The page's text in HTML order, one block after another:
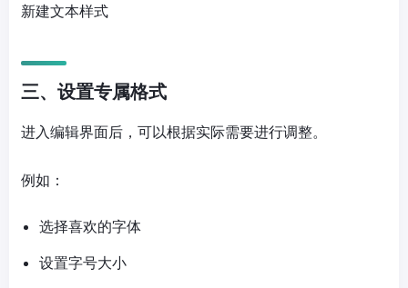
新建文本样式
三、设置专属格式
进入编辑界面后，可以根据实际需要进行调整。
例如：
选择喜欢的字体
设置字号大小